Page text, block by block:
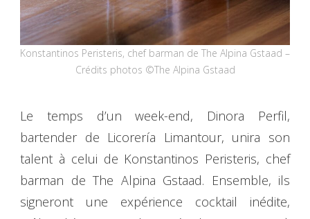
Konstantinos Peristeris, chef barman de The Alpina Gstaad –
Crédits photos ©The Alpina Gstaad
Le temps d’un week-end, Dinora Perfil,
bartender de Licorería Limantour, unira son
talent à celui de Konstantinos Peristeris, chef
barman de The Alpina Gstaad. Ensemble, ils
signeront une expérience cocktail inédite,